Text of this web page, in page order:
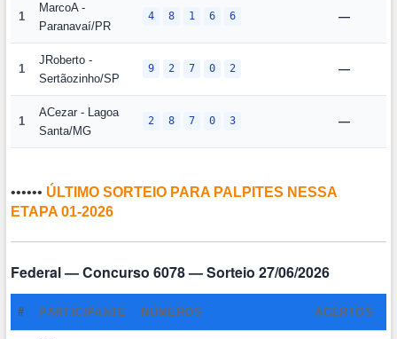
1
MarcoA -
Paranavaí/PR
4 8 1 6 6 —
1
JRoberto -
Sertãozinho/SP
9 2 7 0 2 —
1
ACezar - Lagoa
Santa/MG
2 8 7 0 3 —
•••••• ÚLTIMO SORTEIO PARA PALPITES NESSA
ETAPA 01-2026
Federal — Concurso 6078 — Sorteio 27/06/2026
# PARTICIPANTE NÚMEROS ACERTOS